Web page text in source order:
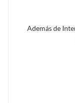
Además de